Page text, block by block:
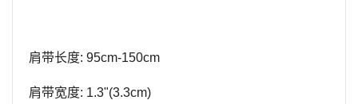
肩带长度: 95cm-150cm
肩带宽度: 1.3"(3.3cm)